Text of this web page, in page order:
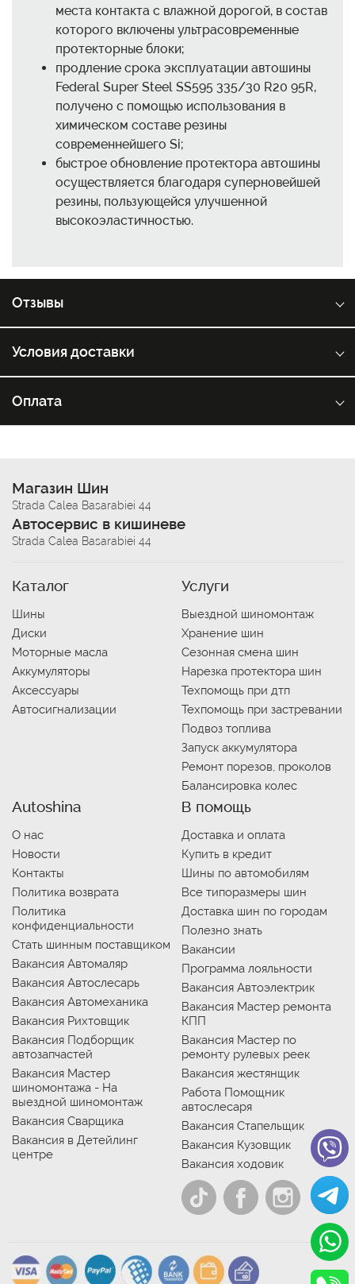
места контакта с влажной дорогой, в состав
которого включены ультрасовременные
протекторные блоки;
продление срока эксплуатации автошины
Federal Super Steel SS595 335/30 R20 95R,
получено с помощью использования в
химическом составе резины
современнейшего Si;
быстрое обновление протектора автошины
осуществляется благодаря суперновейшей
резины, пользующейся улучшенной
высокоэластичностью.
Отзывы
Условия доставки
Оплата
Магазин Шин
Strada Calea Basarabiei 44
Автосервис в кишиневе
Strada Calea Basarabiei 44
Каталог
Шины
Диски
Моторные масла
Аккумуляторы
Аксессуары
Автосигнализации
Услуги
Выездной шиномонтаж
Хранение шин
Сезонная смена шин
Нарезка протектора шин
Техпомощь при дтп
Техпомощь при застревании
Подвоз топлива
Запуск аккумулятора
Ремонт порезов, проколов
Балансировка колес
Autoshina
О нас
Новости
Контакты
Политика возврата
Политика
конфиденциальности
Стать шинным поставщиком
Вакансия Автомаляр
Вакансия Автослесарь
Вакансия Автомеханика
Вакансия Рихтовщик
Вакансия Подборщик
автозапчастей
Вакансия Мастер
шиномонтажа - На
выездной шиномонтаж
Вакансия Сварщика
Вакансия в Детейлинг
центре
В помощь
Доставка и оплата
Купить в кредит
Шины по автомобилям
Все типоразмеры шин
Доставка шин по городам
Полезно знать
Вакансии
Программа лояльности
Вакансия Автоэлектрик
Вакансия Мастер ремонта
КПП
Вакансия Мастер по
ремонту рулевых реек
Вакансия жестянщик
Работа Помощник
автослесаря
Вакансия Стапельщик
Вакансия Кузовщик
Вакансия ходовик